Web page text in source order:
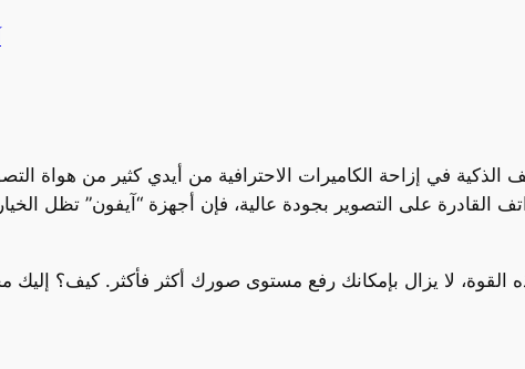
الذكية في إزاحة الكاميرات الاحترافية من أيدي كثير من هواة
القادرة على التصوير بجودة عالية، فإن أجهزة “آيفون” تظل
القوة، لا يزال بإمكانك رفع مستوى صورك أكثر فأكثر. كيف؟